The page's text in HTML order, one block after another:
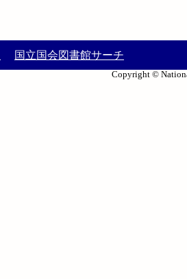
国立国会図書館サーチ
Copyright ©